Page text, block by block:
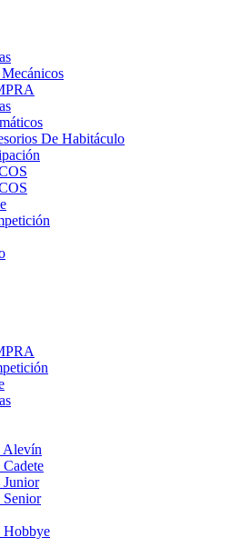
De Habitáculo
Junior
Senior